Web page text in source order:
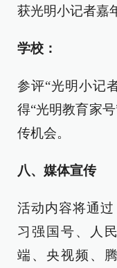
获光明小记者嘉
学校 ：
参评“光明小记
得“光明教育家
传机会。
八、媒体宣传
活动内容将通
习强国号、人
端、央视频、